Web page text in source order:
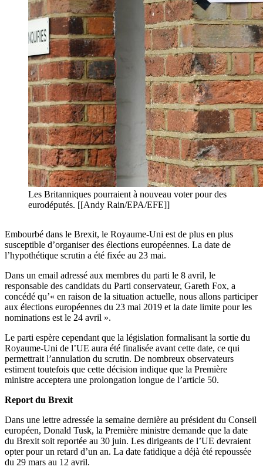
Les Britanniques pourraient à nouveau voter pour des
eurodéputés. [[Andy Rain/EPA/EFE]]
Embourbé dans le Brexit, le Royaume-Uni est de plus en plus
susceptible d’organiser des élections européennes. La date de
l’hypothétique scrutin a été fixée au 23 mai.
Dans un email adressé aux membres du parti le 8 avril, le
responsable des candidats du Parti conservateur, Gareth Fox, a
concédé qu’« en raison de la situation actuelle, nous allons participer
aux élections européennes du 23 mai 2019 et la date limite pour les
nominations est le 24 avril ».
Le parti espère cependant que la législation formalisant la sortie du
Royaume-Uni de l’UE aura été finalisée avant cette date, ce qui
permettrait l’annulation du scrutin. De nombreux observateurs
estiment toutefois que cette décision indique que la Première
ministre acceptera une prolongation longue de l’article 50.
Report du Brexit
Dans une lettre adressée la semaine dernière au président du Conseil
européen, Donald Tusk, la Première ministre demande que la date
du Brexit soit reportée au 30 juin. Les dirigeants de l’UE devraient
opter pour un retard d’un an. La date fatidique a déjà été repoussée
du 29 mars au 12 avril.